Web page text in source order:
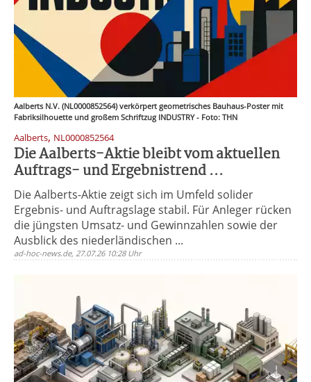
Aalberts N.V. (NL0000852564) verkörpert geometrisches Bauhaus-Poster mit
Fabriksilhouette und großem Schriftzug INDUSTRY - Foto: THN
Aalberts, NL0000852564
Die Aalberts-Aktie bleibt vom aktuellen
Auftrags- und Ergebnistrend ...
Die Aalberts-Aktie zeigt sich im Umfeld solider
Ergebnis- und Auftragslage stabil. Für Anleger rücken
die jüngsten Umsatz- und Gewinnzahlen sowie der
Ausblick des niederländischen ...
ad-hoc-news.de, 27.07.26 10:28 Uhr